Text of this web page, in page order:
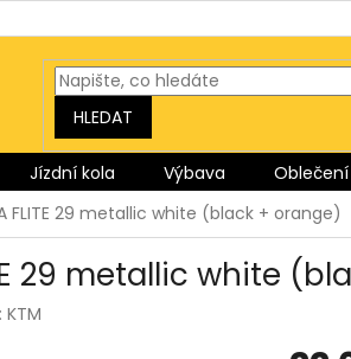
HLEDAT
Jízdní kola Výbava Oblečení
FLITE 29 metallic white (black + orange)
29 metallic white
KTM